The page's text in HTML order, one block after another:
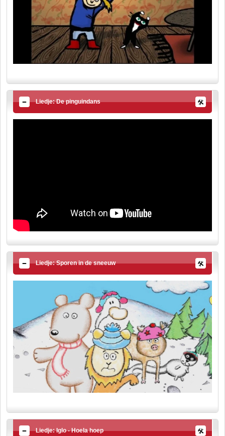
Liedje: De pinguindans
Liedje: Sporen in de sneeuw
Liedje: Iglo - Hoela hoep